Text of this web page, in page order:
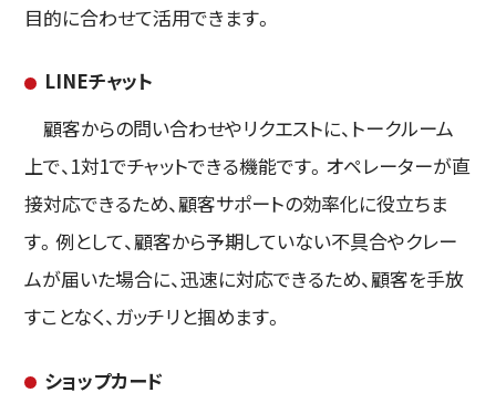
目的に合わせて活用できます。
LINEチャット
顧客からの問い合わせやリクエストに、トークルーム
上で、1対1でチャットできる機能です。オペレーターが直
接対応できるため、顧客サポートの効率化に役立ちま
す。例として、顧客から予期していない不具合やクレー
ムが届いた場合に、迅速に対応できるため、顧客を手放
すことなく、ガッチリと掴めます。
ショップカード